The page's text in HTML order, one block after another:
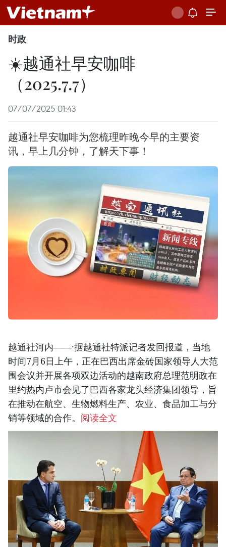
时政
☀️越通社早安咖啡
（2025.7.7）
07/07/2025 01:43
越通社早安咖啡为您梳理昨晚今早的主要资
讯，早上几分钟，了解天下事！
越通社河内——·据越通社特派记者发回报道，当地
时间7月6日上午，正在巴西出席金砖国家领导人大范
围会议并开展各项双边活动的越南政府总理范明政在
里约热内卢市会见了巴西各家龙头经济集团领导，旨
在推动在航空、生物燃料生产、农业、食品加工与分
销等领域的合作。 阅读全文